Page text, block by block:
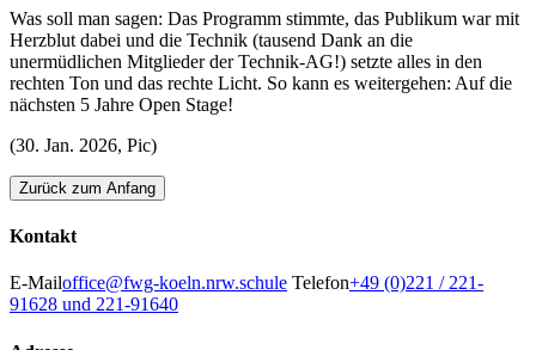
Was soll man sagen: Das Programm stimmte, das Publikum war mit
Herzblut dabei und die Technik (tausend Dank an die
unermüdlichen Mitglieder der Technik-AG!) setzte alles in den
rechten Ton und das rechte Licht. So kann es weitergehen: Auf die
nächsten 5 Jahre Open Stage!
(30. Jan. 2026, Pic)
Zurück zum Anfang
Kontakt
E-Mailoffice@fwg-koeln.nrw.schule Telefon+49 (0)221 / 221-
91628 und 221-91640